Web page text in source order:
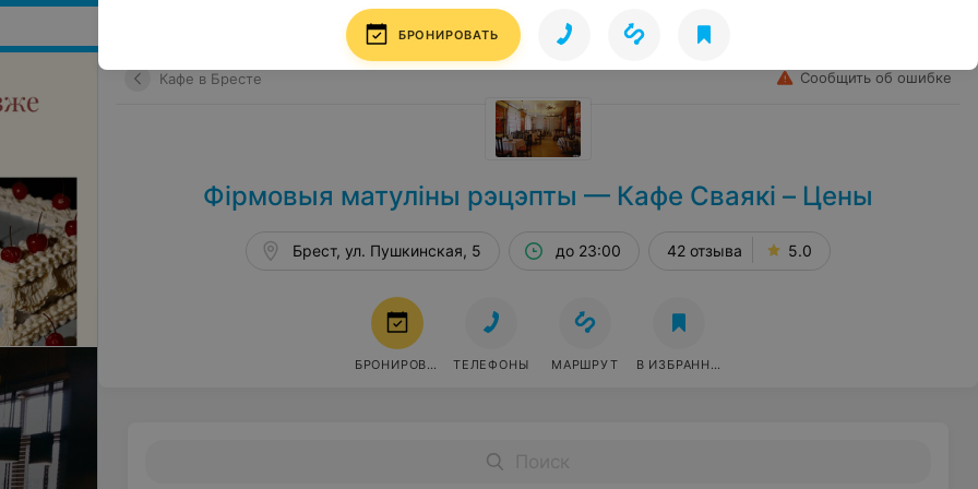
Лето
Кафе в Бресте Сообщить об ошибке
Фiрмовыя матуліны рэцэпты — Кафе Сваякi – Цены
Брест, ул. Пушкинская, 5 до 23:00 42 отзыва 5.0
БРОНИРОВАТЬ ТЕЛЕФОНЫ МАРШРУТ В ИЗБРАННОЕ
БРОНИРОВАТЬ